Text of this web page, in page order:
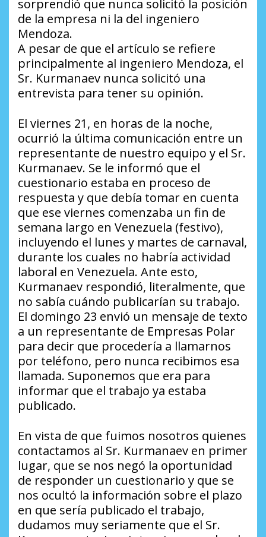
sorprendió que nunca solicitó la posición
de la empresa ni la del ingeniero
Mendoza.
A pesar de que el artículo se refiere
principalmente al ingeniero Mendoza, el
Sr. Kurmanaev nunca solicitó una
entrevista para tener su opinión.
El viernes 21, en horas de la noche,
ocurrió la última comunicación entre un
representante de nuestro equipo y el Sr.
Kurmanaev. Se le informó que el
cuestionario estaba en proceso de
respuesta y que debía tomar en cuenta
que ese viernes comenzaba un fin de
semana largo en Venezuela (festivo),
incluyendo el lunes y martes de carnaval,
durante los cuales no habría actividad
laboral en Venezuela. Ante esto,
Kurmanaev respondió, literalmente, que
no sabía cuándo publicarían su trabajo.
El domingo 23 envió un mensaje de texto
a un representante de Empresas Polar
para decir que procedería a llamarnos
por teléfono, pero nunca recibimos esa
llamada. Suponemos que era para
informar que el trabajo ya estaba
publicado.
En vista de que fuimos nosotros quienes
contactamos al Sr. Kurmanaev en primer
lugar, que se nos negó la oportunidad
de responder un cuestionario y que se
nos ocultó la información sobre el plazo
en que sería publicado el trabajo,
dudamos muy seriamente que el Sr.